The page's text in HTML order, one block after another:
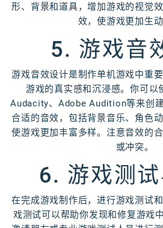
形、背景和道具，增加游戏的视觉
效，使游戏更加生动
5. 游戏音
游戏音效设计是制作单机游戏中重
游戏的真实感和沉浸感。你可以
Audacity、Adobe Audition等来创
合适的音效，包括背景音乐、角色
使游戏更加丰富多样。注意音效的
或冲突。
6. 游戏测
在完成游戏制作后，进行游戏测试
戏测试可以帮助你发现和修复游戏